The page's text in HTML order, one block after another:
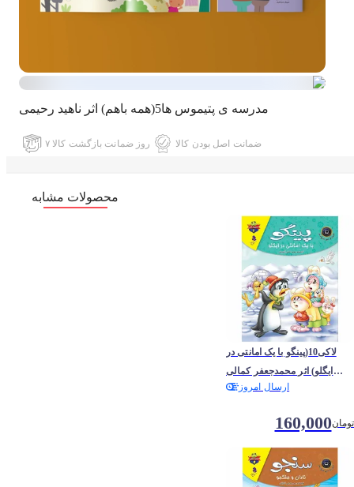
مدرسه ی پتیموس ها5(همه باهم) اثر ناهید رحیمی
۷ روز ضمانت بازگشت کالا ضمانت اصل بودن کالا
محصولات مشابه
لاکی10(پینگو با یک امانتی در
ایگلو) اثر محمدجعفر کمالی
آشتیانیارسال امروز
160,000تومان